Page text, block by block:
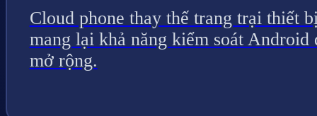
Cloud phone thay thế trang trại thiết
mang lại khả năng kiểm soát Android
mở rộng.